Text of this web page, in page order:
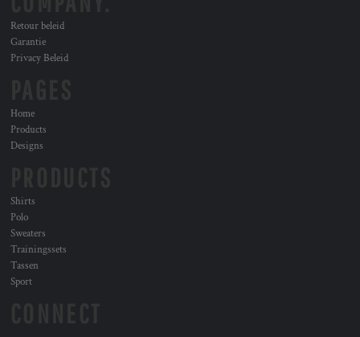
Retour beleid
Garantie
Privacy Beleid
Home
Products
Designs
Shirts
Polo
Sweaters
Trainingssets
Tassen
Sport